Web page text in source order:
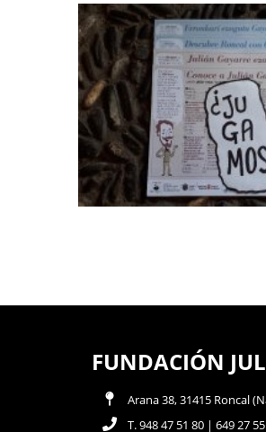
FUNDACIÓN
Arana 38, 31415 Roncal
T. 948 47 51 80 | 649 27